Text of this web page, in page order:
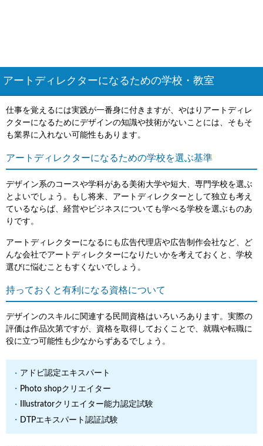
アートディレクターになるための学校・教室
仕事を覚えるには実践が一番身に付きますが、やはりアートディレ
クターになるためにデザインの知識や技術がないことには、そもそ
も業界に入れない可能性もあります。
アートディレクターになるための学校を選ぶ基準
デザイン系のコースや学科がある美術大学や短大、専門学校を選ぶ
とよいでしょう。もし将来、アートディレクターとして独立も考え
ているならば、経営やビジネスについても学べる学校を選ぶものあ
りです。
アートディレクターになるにも広告代理店や広告制作会社など、ど
んな会社でアートディレクターになりたいかを考えておくと、学校
選びに悩むこともすくないでしょう。
持っておくと有利になる資格について
デザインのスキルに関連する民間資格はいろいろあります。実際の
評価は作品次第ですが、資格を取得しておくことで、就職や転職に
役に立つ可能性も少なからずあるでしょう。
アドビ認定エキスパート
Photo shopクリエイター
Illustratorクリエイター能力認定試験
DTPエキスパート認証試験